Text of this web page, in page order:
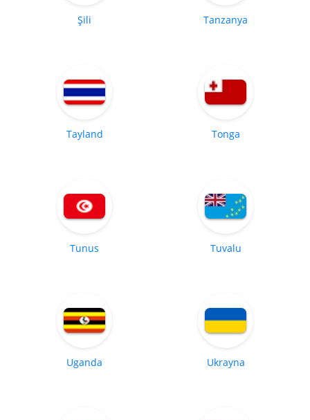
Şili Tanzanya
Tayland Tonga
Tunus Tuvalu
Uganda Ukrayna